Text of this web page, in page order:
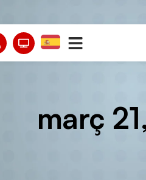
març